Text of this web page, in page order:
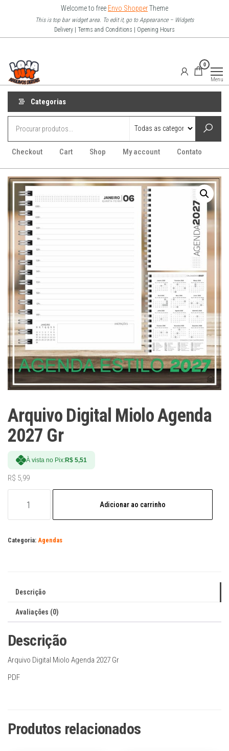
o
Welcome to free Envo ShopperTheme
This is top bar widget area. To edit it, go to Appearance – Widgets
Delivery | Terms and Conditions | Opening Hours
Arquivo
Digitais
0
Menu
Categorias
Checkout Cart Shop My account Contato
Arquivo Digital Miolo Agenda
2027 Gr
À vista no Pix:R$ 5,51
R$ 5,99
Miolo
2027
Adicionar ao carrinho
Categoria: Agendas
Descrição
Avaliações (0)
Descrição
Arquivo Digital Miolo Agenda 2027 Gr
PDF
Produtos relacionados